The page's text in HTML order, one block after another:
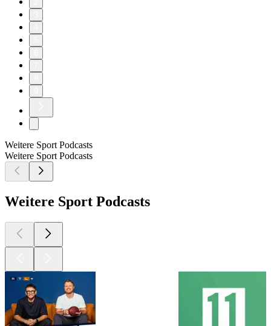
Weitere Sport Podcasts
Weitere Sport Podcasts
Weitere Sport Podcasts